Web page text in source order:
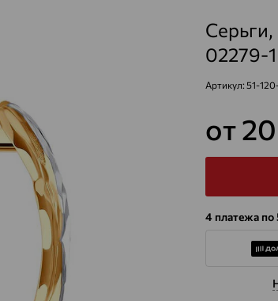
02279-1
Артикул: 51-
от
4 платежа